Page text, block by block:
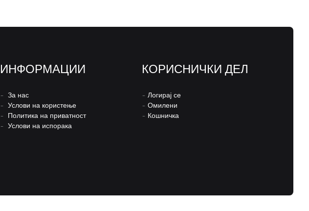
ИНФОРМАЦИИ
– За нас
– Услови на користење
– Политика на приватност
– Услови на испорака
КОРИСНИЧКИ ДЕЛ
– Логирај се
– Омилени
– Кошничка